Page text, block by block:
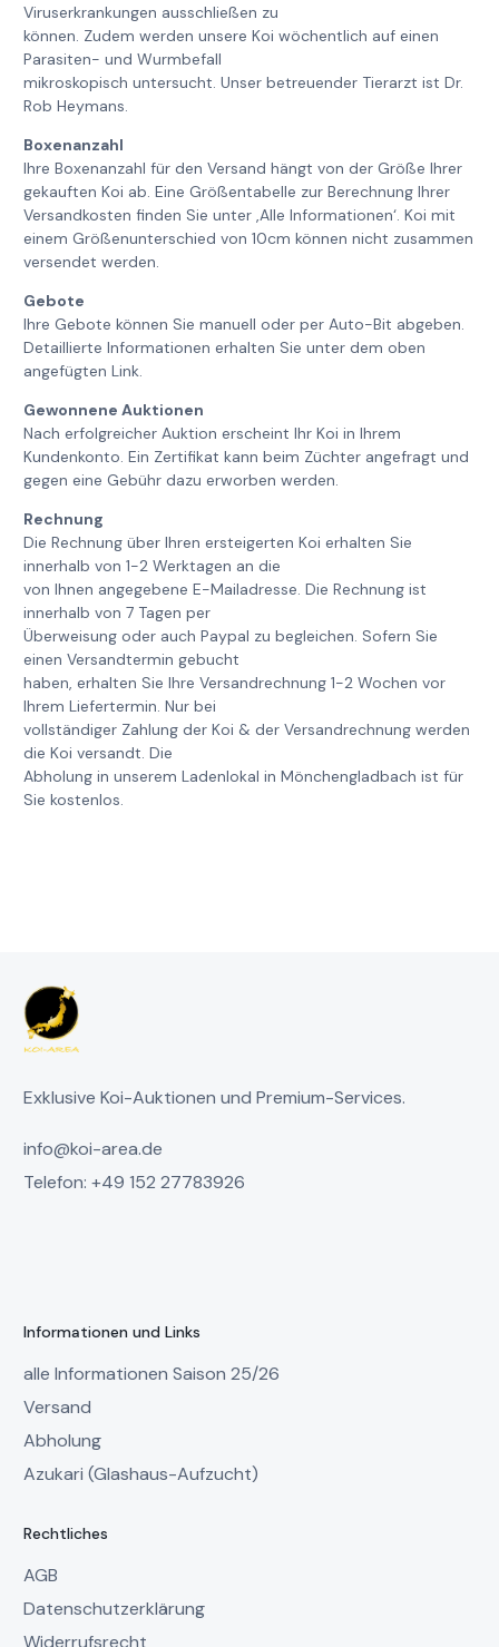
Viruserkrankungen ausschließen zu
können. Zudem werden unsere Koi wöchentlich auf einen
Parasiten- und Wurmbefall
mikroskopisch untersucht. Unser betreuender Tierarzt ist Dr.
Rob Heymans.
Boxenanzahl
Ihre Boxenanzahl für den Versand hängt von der Größe Ihrer
gekauften Koi ab. Eine Größentabelle zur Berechnung Ihrer
Versandkosten finden Sie unter ‚Alle Informationen‘. Koi mit
einem Größenunterschied von 10cm können nicht zusammen
versendet werden.
Gebote
Ihre Gebote können Sie manuell oder per Auto-Bit abgeben.
Detaillierte Informationen erhalten Sie unter dem oben
angefügten Link.
Gewonnene Auktionen
Nach erfolgreicher Auktion erscheint Ihr Koi in Ihrem
Kundenkonto. Ein Zertifikat kann beim Züchter angefragt und
gegen eine Gebühr dazu erworben werden.
Rechnung
Die Rechnung über Ihren ersteigerten Koi erhalten Sie
innerhalb von 1-2 Werktagen an die
von Ihnen angegebene E-Mailadresse. Die Rechnung ist
innerhalb von 7 Tagen per
Überweisung oder auch Paypal zu begleichen. Sofern Sie
einen Versandtermin gebucht
haben, erhalten Sie Ihre Versandrechnung 1-2 Wochen vor
Ihrem Liefertermin. Nur bei
vollständiger Zahlung der Koi & der Versandrechnung werden
die Koi versandt. Die
Abholung in unserem Ladenlokal in Mönchengladbach ist für
Sie kostenlos.
Exklusive Koi-Auktionen und Premium-Services.
info@koi-area.de
Telefon: +49 152 27783926
Informationen und Links
alle Informationen Saison 25/26
Versand
Abholung
Azukari (Glashaus-Aufzucht)
Rechtliches
AGB
Datenschutzerklärung